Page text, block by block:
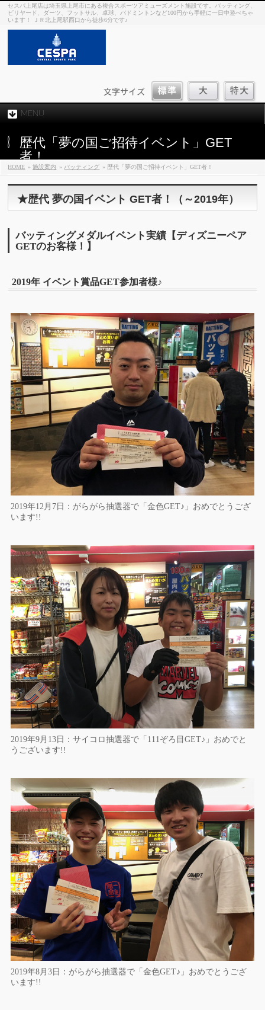
セスパ上尾店は埼玉県上尾市にある複合スポーツアミューズメント施設です。バッティング、
ビリヤード、ダーツ、フットサル、卓球、バドミントンなど100円から手軽に一日中遊べちゃ
います！ ＪＲ北上尾駅西口から徒歩6分です♪
MENU
歴代「夢の国ご招待イベント」GET
者！
HOME »施設案内 » バッティング » 歴代「夢の国ご招待イベント」GET者！
★歴代 夢の国イベント GET者！（～2019年）
バッティングメダルイベント実績【ディズニーペア
GETのお客様！】
2019年 イベント賞品GET参加者様♪
2019年12月7日：がらがら抽選器で「金色GET♪」おめでとうござ
います!!
2019年9月13日：サイコロ抽選器で「111ぞろ目GET♪」おめでと
うございます!!
2019年8月3日：がらがら抽選器で「金色GET♪」おめでとうござ
います!!